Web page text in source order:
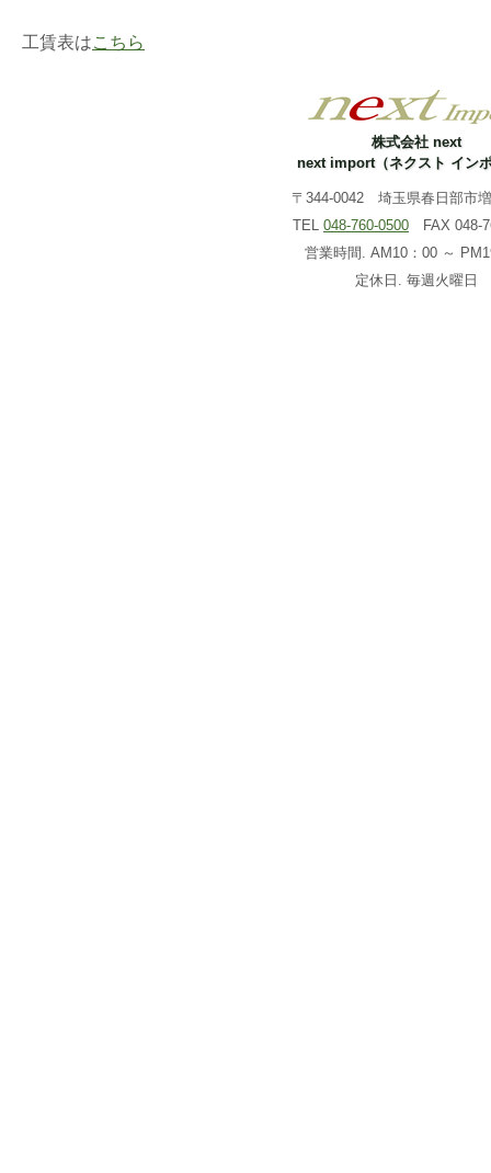
工賃表はこちら
株式会社 next
next import（ネクスト イン
〒344-0042 埼玉県春日部市
TEL 048-760-0500 FAX 048-
営業時間. AM10：00 ～
定休日. 毎週火曜日